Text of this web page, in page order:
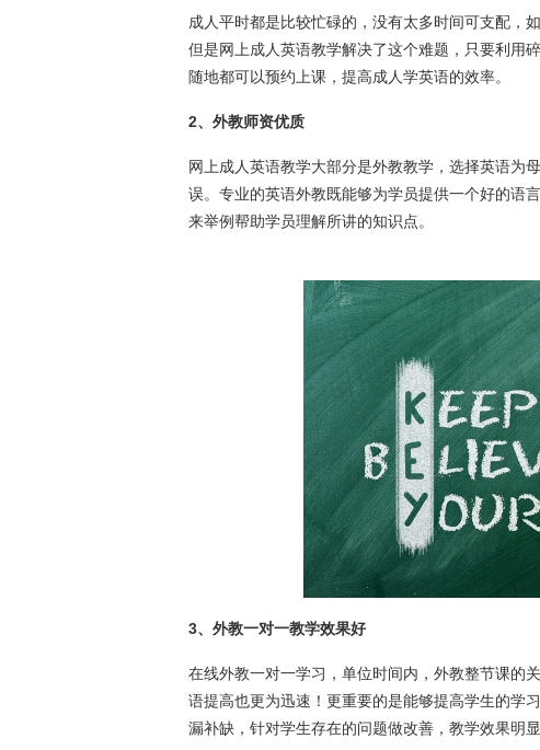
成人平时都是比较忙碌的，没有太多时间可支配，
但是网上成人英语教学解决了这个难题，只要利用
随地都可以预约上课，提高成人学英语的效率。
2、外教师资优质
网上成人英语教学大部分是外教教学，选择英语为
误。专业的英语外教既能够为学员提供一个好的语
来举例帮助学员理解所讲的知识点。
3、外教一对一教学效果好
在线外教一对一学习，单位时间内，外教整节课的
语提高也更为迅速！更重要的是能够提高学生的学
漏补缺，针对学生存在的问题做改善，教学效果明显